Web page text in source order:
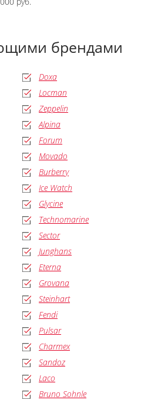
брендами
Doxa
Locman
Zeppelin
Alpina
Forum
Movado
Burberry
Ice Watch
Glycine
Technomarine
Sector
Junghans
Eterna
Grovana
Steinhart
Fendi
Pulsar
Charmex
Sandoz
Laco
Bruno Sohnle